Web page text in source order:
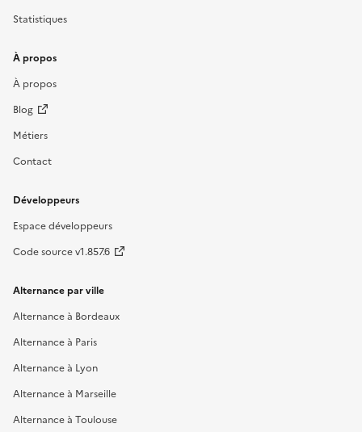
Statistiques
À propos
À propos
Blog
Métiers
Contact
Développeurs
Espace développeurs
Code source v1.857.6
Alternance par ville
Alternance à Bordeaux
Alternance à Paris
Alternance à Lyon
Alternance à Marseille
Alternance à Toulouse